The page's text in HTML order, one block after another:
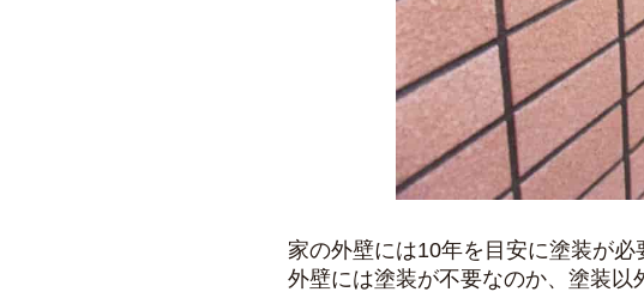
家の外壁には10年を目安に塗装が
外壁には塗装が不要なのか、塗装